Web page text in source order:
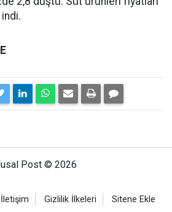
Post © 2026
İletişim Gizlilik İlkeleri Sitene Ekle